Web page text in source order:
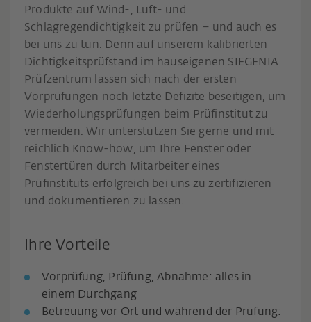
Produkte auf Wind-, Luft- und
Schlagregendichtigkeit zu prüfen – und auch es
bei uns zu tun. Denn auf unserem kalibrierten
Dichtigkeitsprüfstand im hauseigenen SIEGENIA
Prüfzentrum lassen sich nach der ersten
Vorprüfungen noch letzte Defizite beseitigen, um
Wiederholungsprüfungen beim Prüfinstitut zu
vermeiden. Wir unterstützen Sie gerne und mit
reichlich Know-how, um Ihre Fenster oder
Fenstertüren durch Mitarbeiter eines
Prüfinstituts erfolgreich bei uns zu zertifizieren
und dokumentieren zu lassen.
Ihre Vorteile
Vorprüfung, Prüfung, Abnahme: alles in
einem Durchgang
Betreuung vor Ort und während der Prüfung: